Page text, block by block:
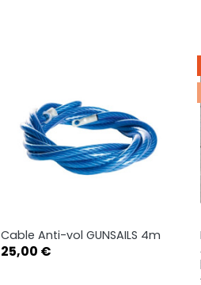
Aperçu rapide
Cable Anti-vol GUNSAILS 4m
Prix
25,00 €